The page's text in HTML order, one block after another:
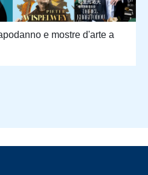
e mostre d'arte a